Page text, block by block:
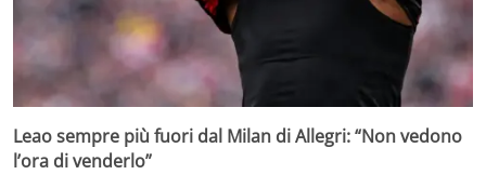
Leao sempre più fuori dal Milan di Allegri: “Non vedono
l’ora di venderlo”